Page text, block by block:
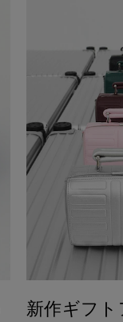
新作ギフ